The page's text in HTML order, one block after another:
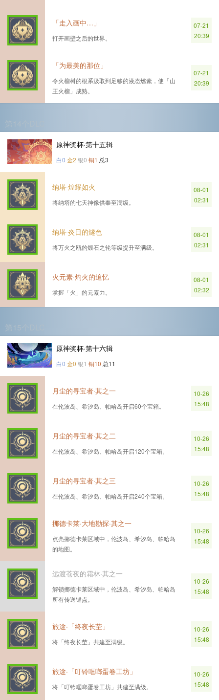
「走入画中…」
打开画壁之后的世界。
07-21
20:39
「为最美的那位」
令火榴树的根系汲取到足够的液态燃素，使「山
王火榴」成熟。
07-21
20:39
第14个DLC
原神奖杯·第十五辑
白0 金2 银0 铜1 总3
纳塔·煌耀如火
将纳塔的七天神像供奉至满级。
08-01
02:31
纳塔·炎日的燧色
将万火之瓯的煅石之轮等级提升至满级。
08-01
02:31
火元素·灼火的追忆
掌握「火」的元素力。
08-01
02:32
第15个DLC
原神奖杯·第十六辑
白0 金0 银1 铜10 总11
月尘的寻宝者·其之一
在伦波岛、希汐岛、帕哈岛开启60个宝箱。
10-26
15:48
月尘的寻宝者·其之二
在伦波岛、希汐岛、帕哈岛开启120个宝箱。
10-26
15:48
月尘的寻宝者·其之三
在伦波岛、希汐岛、帕哈岛开启240个宝箱。
10-26
15:48
挪德卡莱·大地勘探·其之一
点亮挪德卡莱区域中，伦波岛、希汐岛、帕哈岛
的地图。
10-26
15:48
远渡苍夜的霜林·其之一
解锁挪德卡莱区域中，伦波岛、希汐岛、帕哈岛
所有传送锚点。
10-26
15:48
旅途·「终夜长茔」
将「终夜长茔」共建至满级。
10-26
15:48
旅途·「叮铃哐啷蛋卷工坊」
将「叮铃哐啷蛋卷工坊」共建至满级。
10-26
15:48